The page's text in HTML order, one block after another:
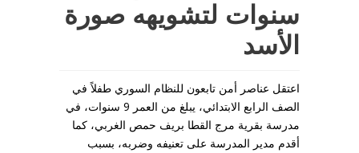
سنوات لتشويهه صورة
الأسد
اعتقل عناصر أمن تابعون للنظام السوري طفلاً في
الصف الرابع الابتدائي، يبلغ من العمر 9 سنوات، في
مدرسة بقرية مرج القطا بريف حمص الغربي، كما
أقدم مدير المدرسة على تعنيفه وضربه، بسبب